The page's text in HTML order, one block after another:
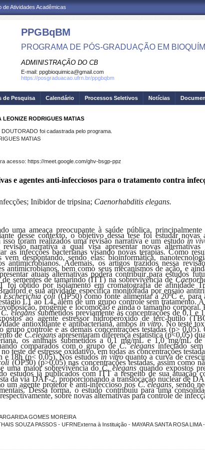
de Atividades Acadêmicas
PPGBqBM
PROGRAMA DE PÓS-GRADUAÇÃO EM
ADMINISTRAÇÃO DO CB
E-mail: ppgbioquimica@gmail.com
https://posgraduacao.ufrn.br/ppgbqbm
de Pesquisa Calendário Processos Seletivos Notícias
RODRIGUES MATIAS
foi cadastrada pelo programa.
MATIAS
acesso: https://meet.google.com/ghv-bsgp-ppz
e agentes anti-infecciosos para o tratamento contra
Inibidor de tripsina; Caenorhabditis elegans.
uma ameaça preocupante à saúde pública,
desse contexto, o objetivo dessa tese foi estudar novas
isso foram realizados uma revisão narrativa e um estudoin
revisão narrativa a qual visa apresentar novas
as infecções bacterianas visando novas terapias. Como
vem despontando, sendo elas: bioinformática,
antimicrobianos. Ademais, os artigos trazidos nessa
antimicrobianos, bem como seus mecanismos de ação, e
atuais alternativas poderá contribuir para estudos
sementes de tamarindo (ITT) na sobrevivência de
foi obtido por isolamento em cromatografia de afinidade
e sua atividade específica monitorada por ensaio
Escherichia coli(OP50) como fonte alimentar à 20ºC e, para
L1 ao L4, além de um grupo controle sem tratamento.
progênie e locomoção e ainda o tamanho
C. eleganssubmetidos previamente às concentrações de 0,1
ao agente estressor hidroperóxido de terc-butilo
antioxidante e antibacteriana, ambos in vitro. No teste
grupo controle e as demais concentrações testadas (p>
deC.elegansapresentaram diferença estatística (p<0,05)
os animais submetidos a 0,1 mg/mL e 1,0 mg/mL
comparados com o grupo de C. elegansinfectado sem
teste de estresse oxidativo, em todas as concentrações
e 18h (p< 0,05). Nos estudosin vitroquanto a curva de
(OP50) (p>0,05) nas concentrações testadas, assim como
uma maior sobrevivência doC. elegansquando expostos
estudos já publicados com ITT a respeito de sua atuação
da via DAF-2, proporcionando a translocação nuclear de
um agente protetor e anti-infeccioso nosC. elegans,sendo
Dessa forma, o estudo contribuiu para uma
sobre novas alternativas para controle de
GOMES MOREIRA
SOUZA PASSOS - UFRNExterna à Instituição - MAYARA SANTA ROSA LIMA